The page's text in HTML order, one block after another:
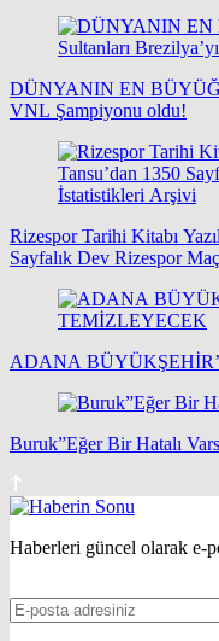
DÜNYANIN EN
VNL Şampiyonu oldu!
Rizespor Tarihi Kitabı
Sayfalık Dev Rizespor
ADANA
Buruk”Eğer Bir Hatalı
Haberleri güncel olarak e-